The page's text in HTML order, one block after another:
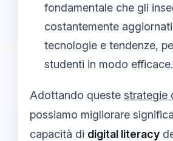
fondamentale che gli
costantemente
tecnologie e tendenze,
studenti in modo efficace.
Adottando queste strategie
possiamo migliorare
capacità di digital literacy